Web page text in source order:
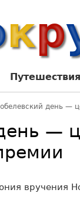
Путешествия
день —
—